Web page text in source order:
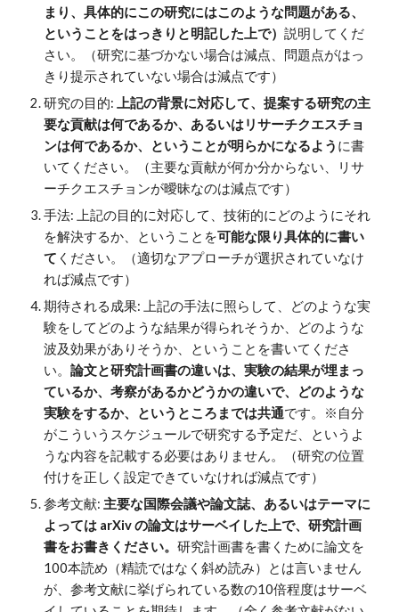
まり、具体的にこの研究にはこのような問題がある、
ということをはっきりと明記した上で）説明してくだ
さい。（研究に基づかない場合は減点、問題点がはっ
きり提示されていない場合は減点です）
研究の目的:
上記の背景に対応して、提案する研究の主
要な貢献は何であるか、あるいはリサーチクエスチョ
ンは何であるか、ということが明らかになるよう に書
いてください。（主要な貢献が何か分からない、リサ
ーチクエスチョンが曖昧なのは減点です）
手法: 上記の目的に対応して、技術的にどのようにそれ
を解決するか、ということを可能な限り具体的に書い
て く ださい。（適切なアプローチが選択されていなけ
れば減点です）
期待される成果: 上記の手法に照らして、どのような実
験をしてどのような結果が得られそうか、どのような
波及効果がありそうか、ということを書いてくださ
い。論文と研究計画書の違いは、実験の結果が埋まっ
ているか、考察があるかどうかの違いで、どのような
実験をするか、というところまでは共通です。※自分
がこういうスケジュールで研究する予定だ、というよ
うな内容を記載する必要はありません。（研究の位置
付けを正しく設定できていなければ減点です）
参考文献: 主要な国際会議や論文誌、あるいはテーマに
よっては arXiv の論文はサーベイした上で、研究計画
書をお書きください。研究計画書を書くために論文を
100本読め（精読ではなく斜め読み）とは言いません
が、参考文献に挙げられている数の10倍程度はサーベ